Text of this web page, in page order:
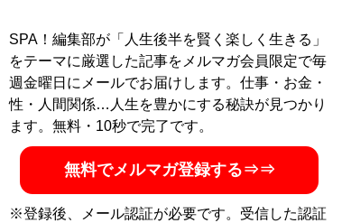
ー。Xアカウント： @natukawanatumi5
記事一覧へ
SPA！編集部が「人生後半を賢く楽しく生きる」
をテーマに厳選した記事をメルマガ会員限定で毎
週金曜日にメールでお届けします。仕事・お金・
性・人間関係…人生を豊かにする秘訣が見つかり
ます。無料・10秒で完了です。
無料でメルマガ登録する⇒⇒
※登録後、メール認証が必要です。受信した認証